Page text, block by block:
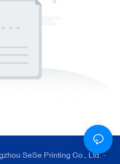
SeSe Printing Co., Ltd. -